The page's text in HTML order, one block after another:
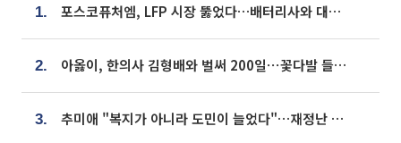
1. 포스코퓨처엠, LFP 시장 뚫었다…배터리사와 대규모 장기 공급 합의
2. 아옳이, 한의사 김형배와 벌써 200일⋯꽃다발 들고 "프러포즈 아냐"
3. 추미애 "복지가 아니라 도민이 늘었다"…재정난 책임론 정면돌파